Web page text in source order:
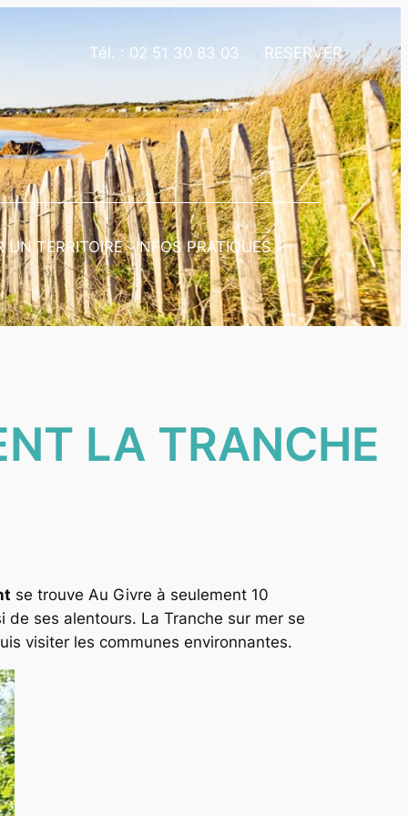
Tél. : 02 51 30 83 03 RESERVER
UN TERRITOIRE INFOS PRATIQUES
LA TRANCHE
se trouve Au Givre à seulement 10
ses alentours. La Tranche sur mer se
visiter les communes environnantes.